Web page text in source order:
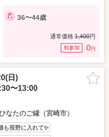
36〜44歳
通常価格 1,400円
初参加 0円
日)
〜13:00
なたのご縁（宮崎市）
も視野に入れて✨